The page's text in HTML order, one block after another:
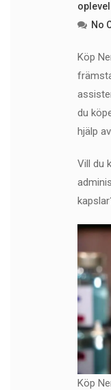
No
Köp
du
hjälp
Vill du
Köp